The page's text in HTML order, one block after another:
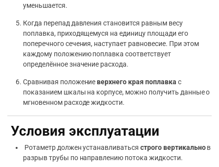
уменьшается.
Когда перепад давления становится равным весу
поплавка, приходящемуся на единицу площади его
поперечного сечения, наступает равновесие. При этом
каждому положению поплавка соответствует
определённое значение расхода.
Сравнивая положение верхнего края поплавка с
показанием шкалы на корпусе, можно получить данные о
мгновенном расходе жидкости.
Условия эксплуатации
Ротаметр должен устанавливатьсястрого вертикальнов
разрыв трубы по направлению потока жидкости.